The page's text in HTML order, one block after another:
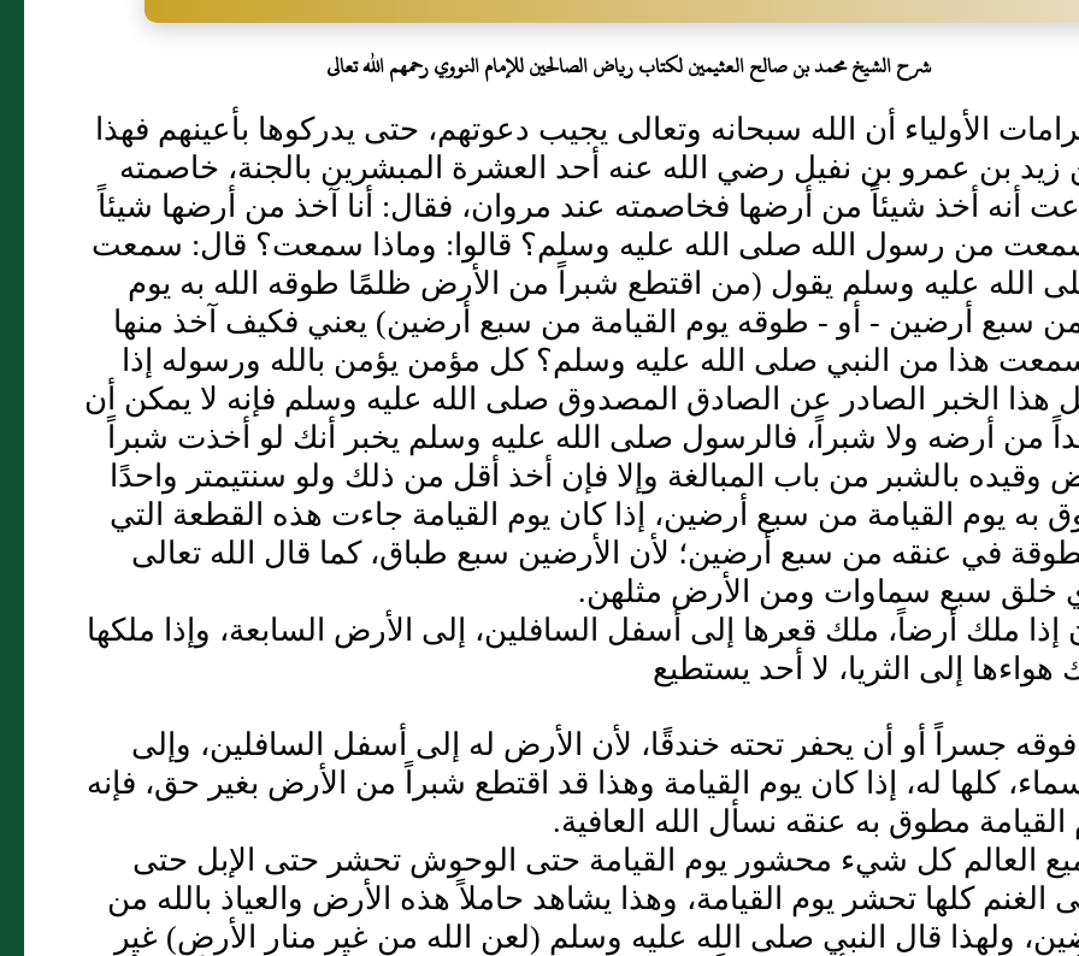
شرح الشيخ محمد بن صالح العثيمين لكتاب رياض الصالحين للإمام النووي رحمهم الله تعالى
الأولياء أن الله سبحانه وتعالى يجيب دعوتهم، حتى يدركوها بأعينهم فهذا
زيد بن عمرو بن نفيل رضي الله عنه أحد العشرة المبشرين بالجنة، خاصمته
أنه أخذ شيئاً من أرضها فخاصمته عند مروان، فقال: أنا آخذ من أرضها شيئاً
من رسول الله صلى الله عليه وسلم؟ قالوا: وماذا سمعت؟ قال: سمعت
الله عليه وسلم يقول (من اقتطع شبراً من الأرض ظلمًا طوقه الله به يوم
من سبع أرضين - أو - طوقه يوم القيامة من سبع أرضين) يعني فكيف آخذ منها
هذا من النبي صلى الله عليه وسلم؟ كل مؤمن يؤمن بالله ورسوله إذا
هذا الخبر الصادر عن الصادق المصدوق صلى الله عليه وسلم فإنه لا يمكن أن
من أرضه ولا شبراً، فالرسول صلى الله عليه وسلم يخبر أنك لو أخذت شبراً
وقيده بالشبر من باب المبالغة وإلا فإن أخذ أقل من ذلك ولو سنتيمتر واحدًا
به يوم القيامة من سبع أرضين، إذا كان يوم القيامة جاءت هذه القطعة التي
في عنقه من سبع أرضين؛ لأن الأرضين سبع طباق، كما قال الله تعالى
خلق سبع سماوات ومن الأرض مثلهن.
إذا ملك أرضاً، ملك قعرها إلى أسفل السافلين، إلى الأرض السابعة، وإذا ملكها
هواءها إلى الثريا، لا أحد يستطيع
جسراً أو أن يحفر تحته خندقًا، لأن الأرض له إلى أسفل السافلين، وإلى
كلها له، إذا كان يوم القيامة وهذا قد اقتطع شبراً من الأرض بغير حق، فإنه
القيامة مطوق به عنقه نسأل الله العافية.
العالم كل شيء محشور يوم القيامة حتى الوحوش تحشر حتى الإبل حتى
الغنم كلها تحشر يوم القيامة، وهذا يشاهد حاملاً هذه الأرض والعياذ بالله من
ولهذا قال النبي صلى الله عليه وسلم (لعن الله من غير منار الأرض) غير